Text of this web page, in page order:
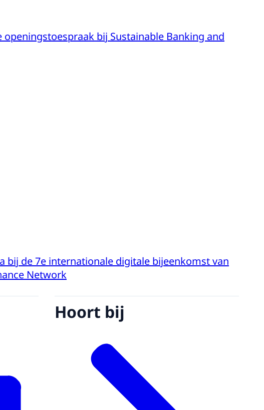
bij Sustainable Banking and
bij de 7e internationale digitale bijeenkomst van
Network
Hoort bij